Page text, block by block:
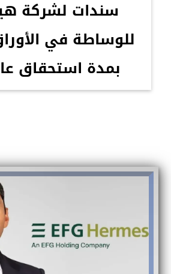
سندات لشركة
للوساطة في
بمدة استحقاق